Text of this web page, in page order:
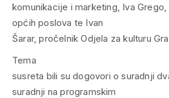
komunikacije i marketing, Iva
općih poslova te Ivan
Šarar, pročelnik Odjela za kulturu
Tema
susreta bili su dogovori o suradnji
suradnji na programskim